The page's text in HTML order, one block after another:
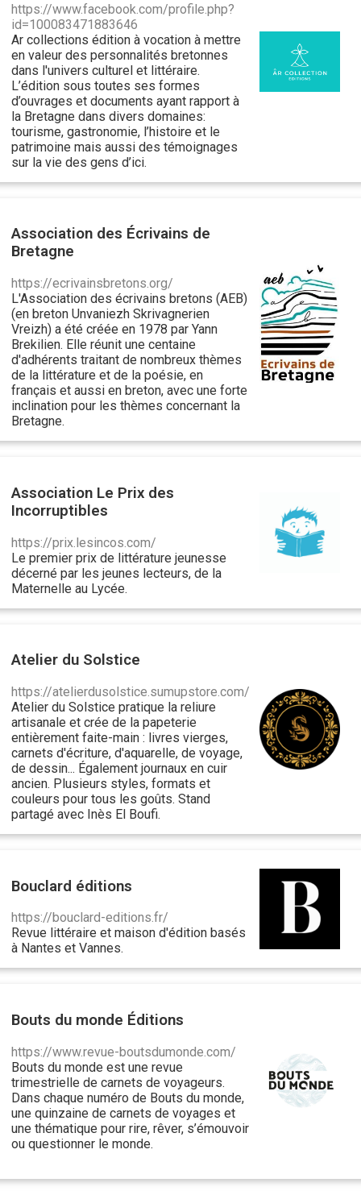
https://www.facebook.com/profile.php?
id=100083471883646
Ar collections édition à vocation à mettre
en valeur des personnalités bretonnes
dans l'univers culturel et littéraire.
L’édition sous toutes ses formes
d’ouvrages et documents ayant rapport à
la Bretagne dans divers domaines:
tourisme, gastronomie, l’histoire et le
patrimoine mais aussi des témoignages
sur la vie des gens d’ici.
Association des Écrivains de
Bretagne
https://ecrivainsbretons.org/
L'Association des écrivains bretons (AEB)
(en breton Unvaniezh Skrivagnerien
Vreizh) a été créée en 1978 par Yann
Brekilien. Elle réunit une centaine
d'adhérents traitant de nombreux thèmes
de la littérature et de la poésie, en
français et aussi en breton, avec une forte
inclination pour les thèmes concernant la
Bretagne.
Association Le Prix des
Incorruptibles
https://prix.lesincos.com/
Le premier prix de littérature jeunesse
décerné par les jeunes lecteurs, de la
Maternelle au Lycée.
Atelier du Solstice
https://atelierdusolstice.sumupstore.com/
Atelier du Solstice pratique la reliure
artisanale et crée de la papeterie
entièrement faite-main : livres vierges,
carnets d'écriture, d'aquarelle, de voyage,
de dessin... Également journaux en cuir
ancien. Plusieurs styles, formats et
couleurs pour tous les goûts. Stand
partagé avec Inès El Boufi.
Bouclard éditions
https://bouclard-editions.fr/
Revue littéraire et maison d'édition basés
à Nantes et Vannes.
Bouts du monde Éditions
https://www.revue-boutsdumonde.com/
Bouts du monde est une revue
trimestrielle de carnets de voyageurs.
Dans chaque numéro de Bouts du monde,
une quinzaine de carnets de voyages et
une thématique pour rire, rêver, s’émouvoir
ou questionner le monde.